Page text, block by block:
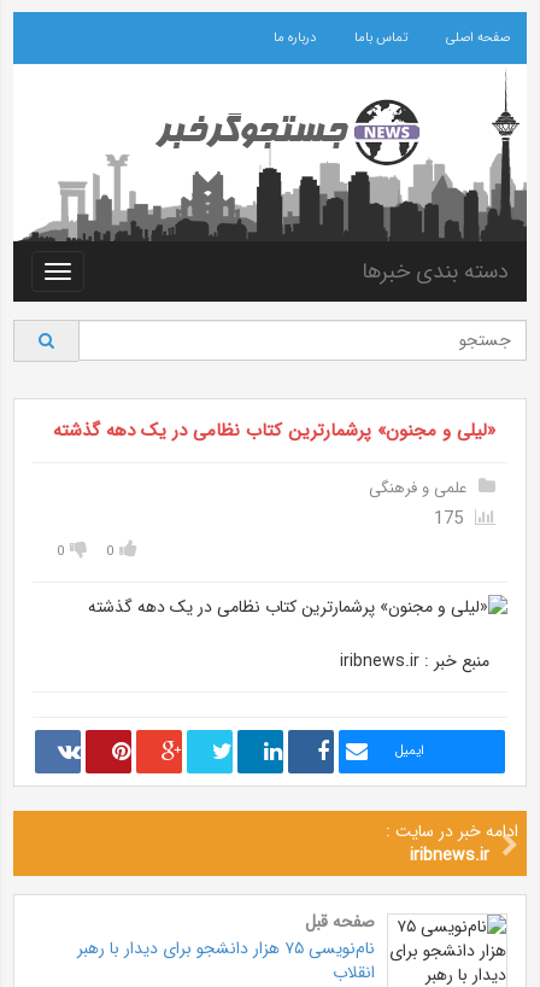
صفحه اصلی تماس باما درباره ما
Toggle
دسته بندی خبرها
«لیلی و مجنون» پرشمارترین کتاب نظامی در یک دهه گذشته
علمی و فرهنگی
0
0
منبع خبر : iribnews.ir
ایمیل
ادامه خبر در سایت :
iribnews.ir
صفحه قبل
نام‌نویسی ۷۵ هزار دانشجو برای دیدار با رهبر
انقلاب